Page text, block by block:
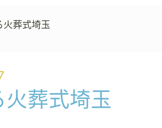
火葬式埼玉
火葬式埼玉